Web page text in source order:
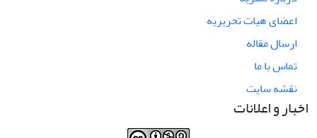
اعضای هیات تحریریه
ارسال مقاله
تماس با ما
نقشه سایت
اخبار و اعلانات